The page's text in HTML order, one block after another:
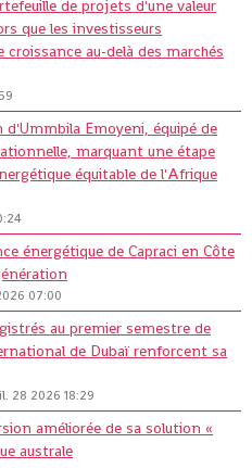
de projets d'une valeur
que les investisseurs
au-delà des marchés
d'Ummbila Emoyeni, équipé de
marquant une étape
équitable de l'Afrique
énergétique de Capraci en Côte
07:00
au premier semestre de
de Dubaï renforcent sa
28 2026 18:29
améliorée de sa solution «
australe